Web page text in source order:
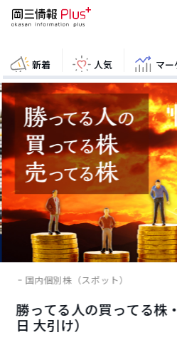
新着 人気 マー
国内個別株（スポット）
勝ってる人の買ってる株
日 大引け）